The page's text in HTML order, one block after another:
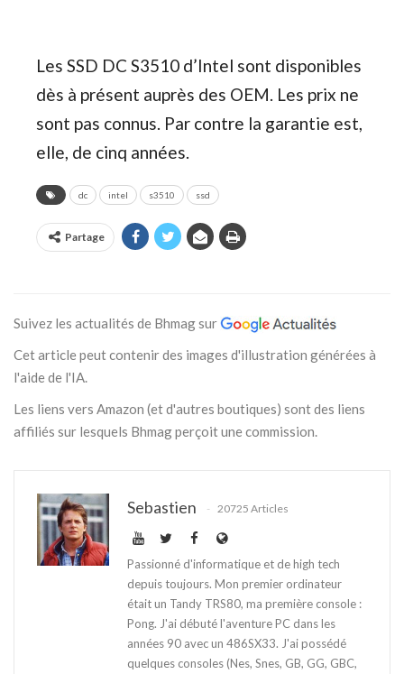
Les SSD DC S3510 d’Intel sont disponibles
dès à présent auprès des OEM. Les prix ne
sont pas connus. Par contre la garantie est,
elle, de cinq années.
dc intel s3510 ssd
Partage
Suivez les actualités de Bhmag sur
Cet article peut contenir des images d'illustration générées à
l'aide de l'IA.
Les liens vers Amazon (et d'autres boutiques) sont des liens
affiliés sur lesquels Bhmag perçoit une commission.
Sebastien 20725 Articles
Passionné d'informatique et de high tech
depuis toujours. Mon premier ordinateur
était un Tandy TRS80, ma première console :
Pong. J'ai débuté l'aventure PC dans les
années 90 avec un 486SX33. J'ai possédé
quelques consoles (Nes, Snes, GB, GG, GBC,